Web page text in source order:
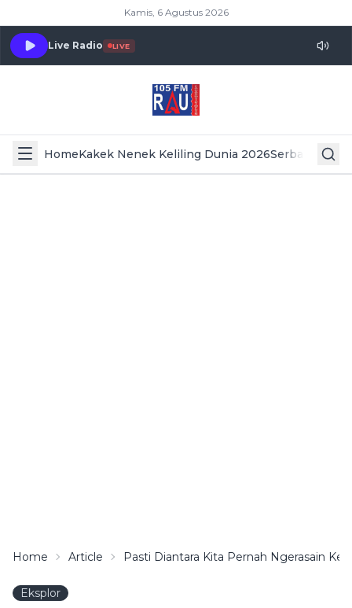
Kamis, 6 Agustus 2026
Live Radio LIVE
HomeKakek Nenek Keliling Dunia 2026Serba Serbi
Home Article Pasti Diantara Kita Pernah Ngerasain
Eksplor